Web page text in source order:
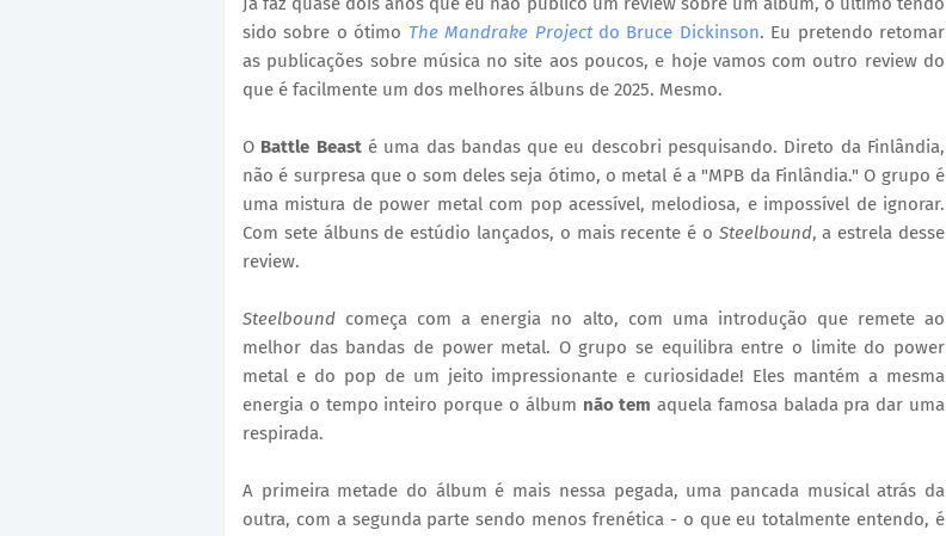
sido sobre o ótimo The Mandrake Projectdo Bruce Dickinson. Eu pretendo retomar
as publicações sobre música no site aos poucos, e hoje vamos com outro review do
que é facilmente um dos melhores álbuns de 2025. Mesmo.
O Battle Beasté uma das bandas que eu descobri pesquisando. Direto da Finlândia,
não é surpresa que o som deles seja ótimo, o metal é a "MPB da Finlândia." O grupo é
uma mistura de power metal com pop acessível, melodiosa, e impossível de ignorar.
Com sete álbuns de estúdio lançados, o mais recente é o Steelbound, a estrela desse
review.
Steelbound começa com a energia no alto, com uma introdução que remete ao
melhor das bandas de power metal. O grupo se equilibra entre o limite do power
metal e do pop de um jeito impressionante e curiosidade! Eles mantém a mesma
energia o tempo inteiro porque o álbum não temaquela famosa balada pra dar uma
respirada.
A primeira metade do álbum é mais nessa pegada, uma pancada musical atrás da
outra, com a segunda parte sendo menos frenética - o que eu totalmente entendo, é